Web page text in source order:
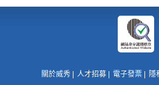
關於威秀 人才招募 電子發票 隱